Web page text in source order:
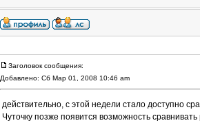
Заголовок сообщения:
Добавлено: Сб Мар 01, 2008 10:46 am
действительно, с этой недели стало доступно
Чуточку позже появится возможность